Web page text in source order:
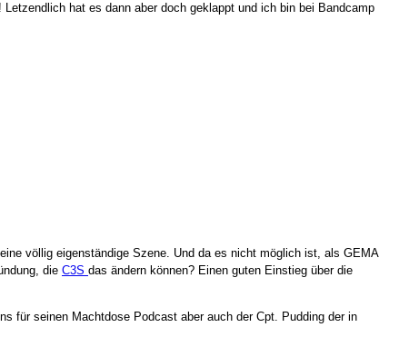
hat es dann aber doch geklappt und ich bin bei Bandcamp
völlig eigenständige Szene. Und da es nicht möglich ist, als GEMA
die C3S das ändern können? Einen guten Einstieg über die
für seinen Machtdose Podcast aber auch der Cpt. Pudding der in